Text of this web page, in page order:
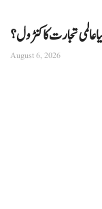
عالمی تجارت کا کنٹرول؟
August 6, 2026